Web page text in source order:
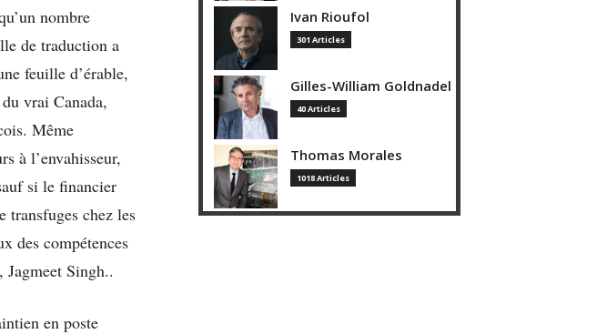
nombre
de traduction a
feuille d’érable,
vrai Canada,
Même
à l’envahisseur,
si le financier
transfuges chez les
des compétences
Singh..
en poste
Ivan Rioufol
301 Articles
Gilles-William Goldnadel
40 Articles
Thomas Morales
1018 Articles